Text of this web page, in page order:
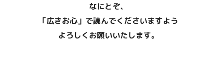
なにとぞ、
「広きお心」で読んでくださいますよう
よろしくお願いいたします。